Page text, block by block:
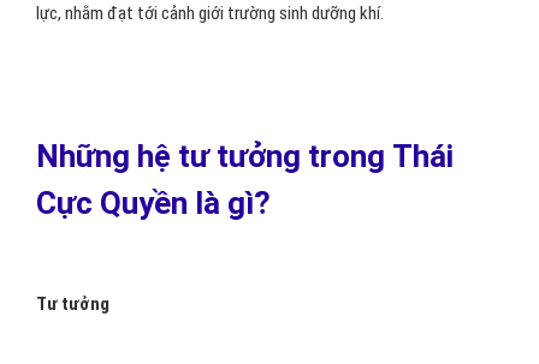
lực, nhằm đạt tới cảnh giới trường sinh dưỡng khí.
Những hệ tư tưởng trong Thái
Cực Quyền là gì?
Tư tưởng